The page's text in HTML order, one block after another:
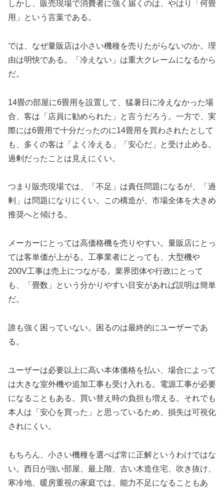
しかし、販売現場で消費者に強く届くのは、やはり「何畳
用」という言葉である。
では、なぜ量販店は小さい機種を売りたがらないのか。理
由は明快である。「冷えない」は重大クレームになるから
だ。
14畳の部屋に6畳用を設置して、猛暑日に冷えなかった場
合、客は「店員に勧められた」と言うだろう。一方で、実
際には6畳用で十分だったのに14畳用を買わされたとして
も、多くの客は「よく冷える」「安心だ」と受け止める。
過剰だったことは見えにくい。
つまり販売現場では、「不足」は責任問題になるが、「過
剰」は問題になりにくい。この構造が、市場全体を大きめ
推奨へと傾ける。
メーカーにとっては高価格機を売りやすい。量販店にとっ
ては客単価が上がる。工事業者にとっても、大型機や
200V工事は売上につながる。業界団体や行政にとって
も、「畳数」という分かりやすい目安があれば説明は簡単
だ。
誰も強く困っていない。困るのは最終的にユーザーであ
る。
ユーザーは必要以上に高い本体価格を払い、場合によって
は大きな室外機や追加工事も受け入れる。電源工事が必要
になることもある。買い替え時の負担も増える。それでも
本人は「安心を買った」と思っているため、損失は可視化
されにくい。
もちろん、小さい機種を選べば常に正解というわけではな
い。西日が強い部屋、最上階、古い木造住宅、吹き抜け、
寒冷地、暖房重視の家庭では、能力不足になることもあ